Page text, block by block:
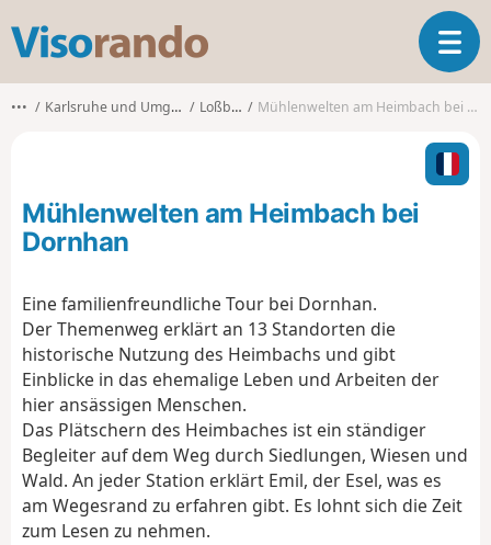
s
o
o
T
o
l
n
••• Karlsruhe und Umgebung Loßburg Mühlenwelten am Heimbach bei Dornhan
Mühlenwelten am Heimbach bei
Dornhan
Eine familienfreundliche Tour bei Dornhan.
Der Themenweg erklärt an 13 Standorten die
historische Nutzung des Heimbachs und gibt
Einblicke in das ehemalige Leben und Arbeiten der
hier ansässigen Menschen.
Das Plätschern des Heimbaches ist ein ständiger
Begleiter auf dem Weg durch Siedlungen, Wiesen und
Wald. An jeder Station erklärt Emil, der Esel, was es
am Wegesrand zu erfahren gibt. Es lohnt sich die Zeit
zum Lesen zu nehmen.